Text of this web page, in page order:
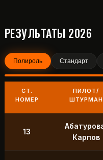
РЕЗУЛЬТАТЫ 2026
Полироль Стандарт
СТ.
НОМЕР
ПИЛОТ/
ШТУРМАН
9 Маслов,